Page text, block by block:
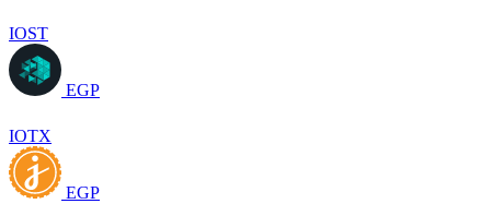
IOST
EGP
IOTX
EGP